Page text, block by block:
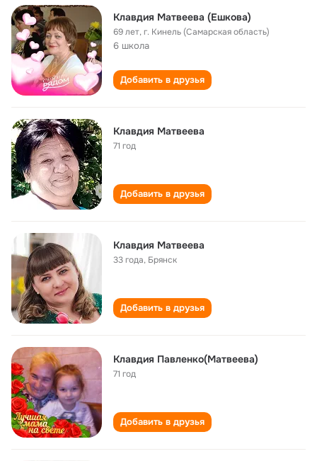
Клавдия Матвеева (Ешкова)
69 лет,г. Кинель (Самарская область)
6 школа
Добавить в друзья
Клавдия Матвеева
71 год
Добавить в друзья
Клавдия Матвеева
33 года, Брянск
Добавить в друзья
Клавдия Павленко(Матвеева)
71 год
Добавить в друзья